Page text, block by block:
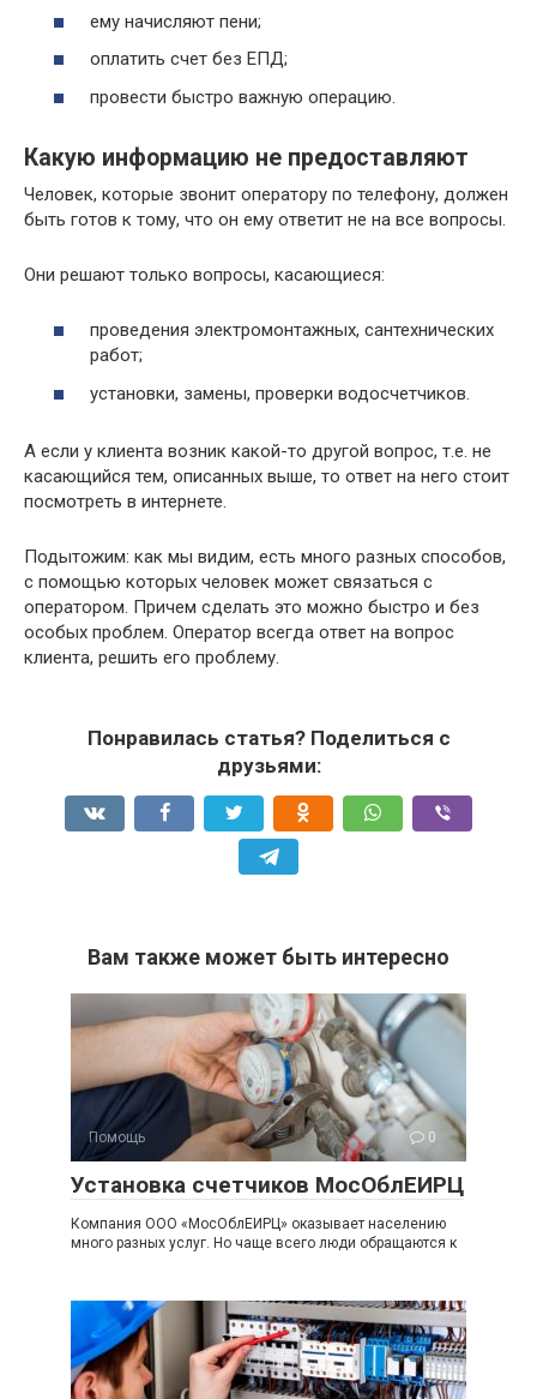
ему начисляют пени;
оплатить счет без ЕПД;
провести быстро важную операцию.
Какую информацию не предоставляют
Человек, которые звонит оператору по телефону, должен
быть готов к тому, что он ему ответит не на все вопросы.
Они решают только вопросы, касающиеся:
проведения электромонтажных, сантехнических
работ;
установки, замены, проверки водосчетчиков.
А если у клиента возник какой-то другой вопрос, т.е. не
касающийся тем, описанных выше, то ответ на него стоит
посмотреть в интернете.
Подытожим: как мы видим, есть много разных способов,
с помощью которых человек может связаться с
оператором. Причем сделать это можно быстро и без
особых проблем. Оператор всегда ответ на вопрос
клиента, решить его проблему.
Понравилась статья? Поделиться с
друзьями:
Вам также может быть интересно
Помощь 0
Установка счетчиков МосОблЕИРЦ
Компания ООО «МосОблЕИРЦ» оказывает населению
много разных услуг. Но чаще всего люди обращаются к